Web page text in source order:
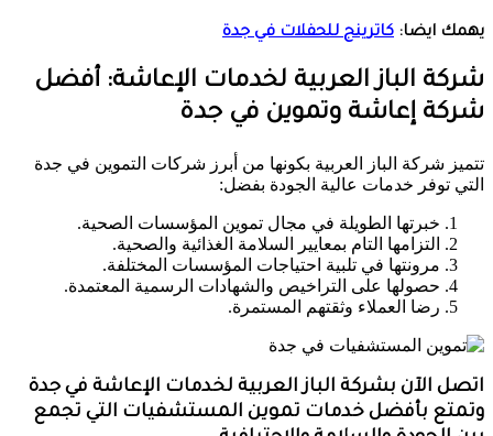
يهمك ايضا: كاترينج للحفلات في جدة
شركة الباز العربية لخدمات الإعاشة: أفضل
شركة إعاشة وتموين في جدة
تتميز شركة الباز العربية بكونها من أبرز شركات التموين في جدة
التي توفر خدمات عالية الجودة بفضل:
خبرتها الطويلة في مجال تموين المؤسسات الصحية.
التزامها التام بمعايير السلامة الغذائية والصحية.
مرونتها في تلبية احتياجات المؤسسات المختلفة.
حصولها على التراخيص والشهادات الرسمية المعتمدة.
رضا العملاء وثقتهم المستمرة.
اتصل الآن بشركة الباز العربية لخدمات الإعاشة في جدة
وتمتع بأفضل خدمات تموين المستشفيات التي تجمع